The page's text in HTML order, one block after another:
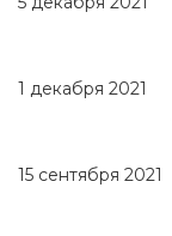
1 декабря 2021
15 сентября 2021